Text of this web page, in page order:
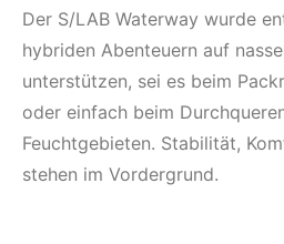
Der S/LAB Waterway wurde
hybriden Abenteuern auf
unterstützen, sei es beim
oder einfach beim
Feuchtgebieten. Stabilität,
stehen im Vordergrund.